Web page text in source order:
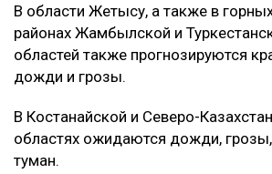
В области Жетысу, а также в
районах Жамбылской и
областей также прогнозируются
дожди и грозы.
В Костанайской и Северо-
областях ожидаются дожди,
туман.